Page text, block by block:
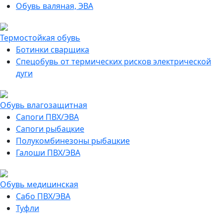
Обувь валяная, ЭВА
Термостойкая обувь
Ботинки сварщика
Спецобувь от термических рисков электрической
дуги
Обувь влагозащитная
Сапоги ПВХ/ЭВА
Сапоги рыбацкие
Полукомбинезоны рыбацкие
Галоши ПВХ/ЭВА
Обувь медицинская
Сабо ПВХ/ЭВА
Туфли